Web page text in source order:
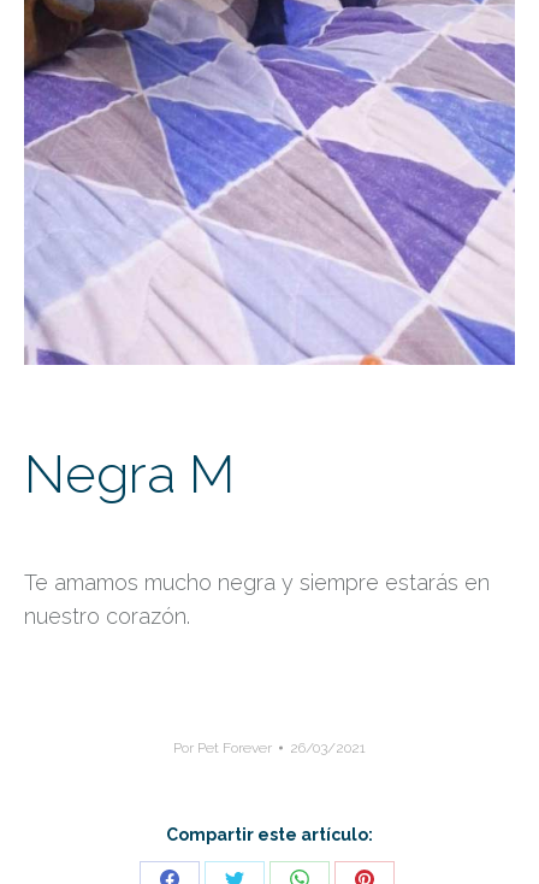
Negra M
Te amamos mucho negra y siempre estarás en
nuestro corazón.
Por Pet Forever 26/03/2021
Compartir este artículo: